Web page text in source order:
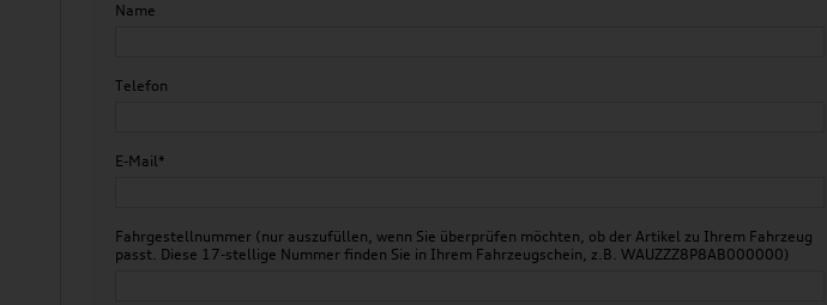
Name
Telefon
E-Mail*
Fahrgestellnummer (nur auszufüllen, wenn Sie überprüfen möchten, ob der Artikel zu Ihrem Fahrzeug
passt. Diese 17-stellige Nummer finden Sie in Ihrem Fahrzeugschein, z.B. WAUZZZ8P8AB000000)